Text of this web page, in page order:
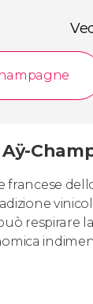
francese
respirare